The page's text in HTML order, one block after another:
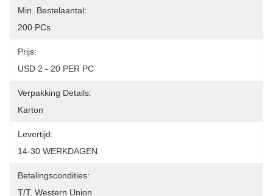
Min. Bestelaantal:
200 PCs
Prijs:
USD 2 - 20 PER PC
Verpakking Details:
Karton
Levertijd:
14-30 WERKDAGEN
Betalingscondities:
T/T, Western Union